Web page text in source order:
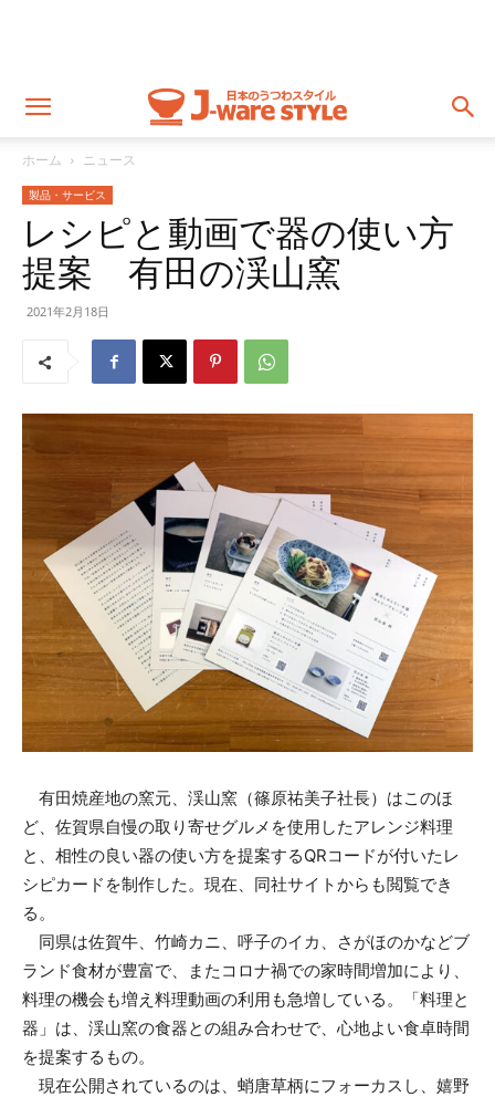
ホーム ニュース
製品・サービス
レシピと動画で器の使い方
提案 有田の渓山窯
2021年2月18日
有田焼産地の窯元、渓山窯（篠原祐美子社長）はこのほ
ど、佐賀県自慢の取り寄せグルメを使用したアレンジ料理
と、相性の良い器の使い方を提案するQRコードが付いたレ
シピカードを制作した。現在、同社サイトからも閲覧でき
る。
同県は佐賀牛、竹崎カニ、呼子のイカ、さがほのかなどブ
ランド食材が豊富で、またコロナ禍での家時間増加により、
料理の機会も増え料理動画の利用も急増している。「料理と
器」は、渓山窯の食器との組み合わせで、心地よい食卓時間
を提案するもの。
現在公開されているのは、蛸唐草柄にフォーカスし、嬉野